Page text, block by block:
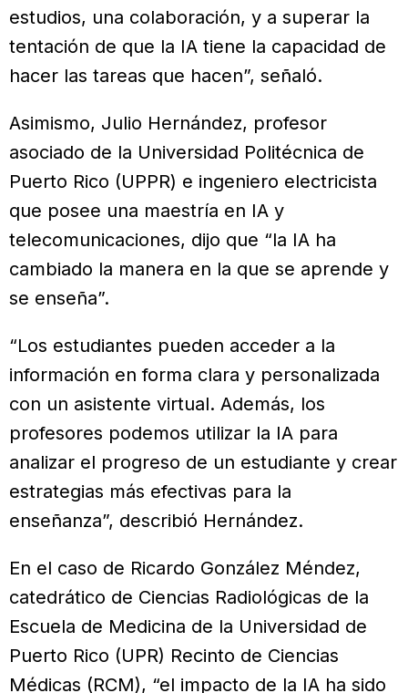
estudios, una colaboración, y a superar la
tentación de que la IA tiene la capacidad de
hacer las tareas que hacen”, señaló.
Asimismo, Julio Hernández, profesor
asociado de la Universidad Politécnica de
Puerto Rico (UPPR) e ingeniero electricista
que posee una maestría en IA y
telecomunicaciones, dijo que “la IA ha
cambiado la manera en la que se aprende y
se enseña”.
“Los estudiantes pueden acceder a la
información en forma clara y personalizada
con un asistente virtual. Además, los
profesores podemos utilizar la IA para
analizar el progreso de un estudiante y crear
estrategias más efectivas para la
enseñanza”, describió Hernández.
En el caso de Ricardo González Méndez,
catedrático de Ciencias Radiológicas de la
Escuela de Medicina de la Universidad de
Puerto Rico (UPR) Recinto de Ciencias
Médicas (RCM), “el impacto de la IA ha sido